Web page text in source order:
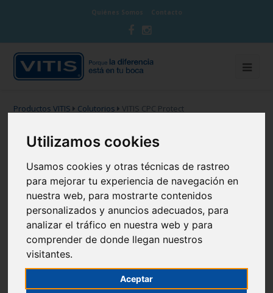
Utilizamos cookies
Usamos cookies y otras técnicas de rastreo
para mejorar tu experiencia de navegación en
nuestra web, para mostrarte contenidos
personalizados y anuncios adecuados, para
analizar el tráfico en nuestra web y para
comprender de donde llegan nuestros
visitantes.
Aceptar
Quiénes Somos Contacto
Productos VITIS Colutorios VITIS CPC Protect
VITIS CPC Protect